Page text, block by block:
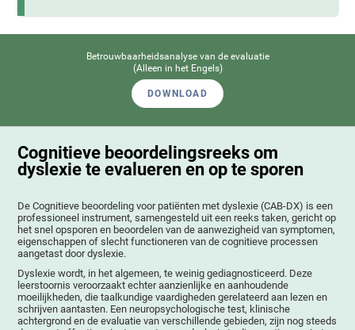
Betrouwbaarheidsanalyse van de evaluatie
(Alleen in het Engels)
DOWNLOAD
Cognitieve beoordelingsreeks om
dyslexie te evalueren en op te sporen
De Cognitieve beoordeling voor patiënten met dyslexie (CAB-DX) is een
professioneel instrument, samengesteld uit een reeks taken, gericht op
het snel opsporen en beoordelen van de aanwezigheid van symptomen,
eigenschappen of slecht functioneren van de cognitieve processen
aangetast door dyslexie.
Dyslexie wordt, in het algemeen, te weinig gediagnosticeerd. Deze
leerstoornis veroorzaakt echter aanzienlijke en aanhoudende
moeilijkheden, die taalkundige vaardigheden gerelateerd aan lezen en
schrijven aantasten. Een neuropsychologische test, klinische
achtergrond en de evaluatie van verschillende gebieden, zijn nog steeds